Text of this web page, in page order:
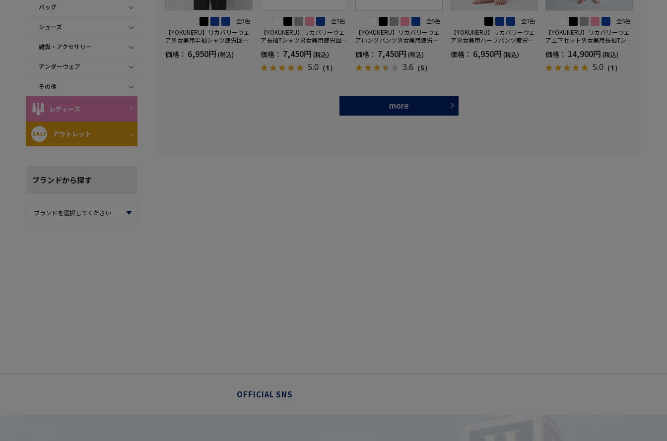
バッグ
シューズ
雑貨・アクセサリー
アンダーウェア
その他
レディース
アウトレット
ブランドから探す
全3色
【YOKUNERU】リカバリーウェ
ア男女兼用半袖シャツ疲労回復
(R)【一般医療機器】SS～LLサイ
価格： 6,950円 (税込)
全5色
【YOKUNERU】リカバリーウェ
ア長袖Tシャツ男女兼用疲労回復
(R)【一般医療機器】SS～LLサイ
ズ
価格： 7,450円 (税込)
5.0（1）
全5色
【YOKUNERU】リカバリーウェ
アロングパンツ男女兼用疲労回
IX(R)【一般医療機器】SS～LLサ
イズ
価格： 7,450円 (税込)
3.6 （5）
全3色
【YOKUNERU】リカバリーウェ
ア男女兼用ハーフパンツ疲労回
IX(R)【一般医療機器】SS～LLサ
価格： 6,950円 (税込)
全5色
【YOKUNERU】リカバリーウェ
ア上下セット男女兼用長袖Tシャ
進遠赤外線快眠NANOMIX(R)【一
般医療機器】SS～LLサイズ
価格： 14,900円 (税込)
5.0 （1）
more
OFFICIAL SNS